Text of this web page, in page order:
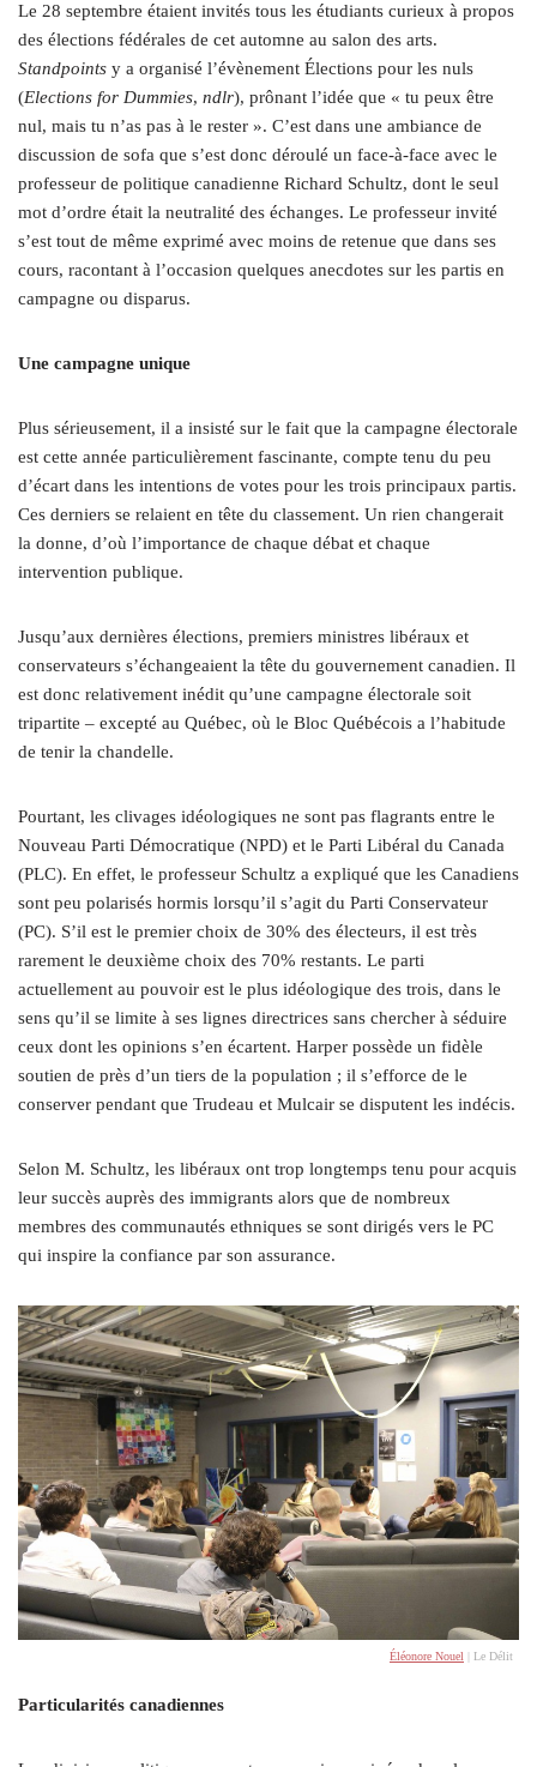
Le 28 septembre étaient invités tous les étudiants curieux à propos
des élections fédérales de cet automne au salon des arts.
Standpoints y a organisé l’évènement Élections pour les nuls
(Elections for Dummies, ndlr), prônant l’idée que « tu peux être
nul, mais tu n’as pas à le rester ». C’est dans une ambiance de
discussion de sofa que s’est donc déroulé un face-à-face avec le
professeur de politique canadienne Richard Schultz, dont le seul
mot d’ordre était la neutralité des échanges. Le professeur invité
s’est tout de même exprimé avec moins de retenue que dans ses
cours, racontant à l’occasion quelques anecdotes sur les partis en
campagne ou disparus.
Une campagne unique
Plus sérieusement, il a insisté sur le fait que la campagne électorale
est cette année particulièrement fascinante, compte tenu du peu
d’écart dans les intentions de votes pour les trois principaux partis.
Ces derniers se relaient en tête du classement. Un rien changerait
la donne, d’où l’importance de chaque débat et chaque
intervention publique.
Jusqu’aux dernières élections, premiers ministres libéraux et
conservateurs s’échangeaient la tête du gouvernement canadien. Il
est donc relativement inédit qu’une campagne électorale soit
tripartite – excepté au Québec, où le Bloc Québécois a l’habitude
de tenir la chandelle.
Pourtant, les clivages idéologiques ne sont pas flagrants entre le
Nouveau Parti Démocratique (NPD) et le Parti Libéral du Canada
(PLC). En effet, le professeur Schultz a expliqué que les Canadiens
sont peu polarisés hormis lorsqu’il s’agit du Parti Conservateur
(PC). S’il est le premier choix de 30% des électeurs, il est très
rarement le deuxième choix des 70% restants. Le parti
actuellement au pouvoir est le plus idéologique des trois, dans le
sens qu’il se limite à ses lignes directrices sans chercher à séduire
ceux dont les opinions s’en écartent. Harper possède un fidèle
soutien de près d’un tiers de la population ; il s’efforce de le
conserver pendant que Trudeau et Mulcair se disputent les indécis.
Selon M. Schultz, les libéraux ont trop longtemps tenu pour acquis
leur succès auprès des immigrants alors que de nombreux
membres des communautés ethniques se sont dirigés vers le PC
qui inspire la confiance par son assurance.
Éléonore Nouel | Le Délit
Particularités canadiennes